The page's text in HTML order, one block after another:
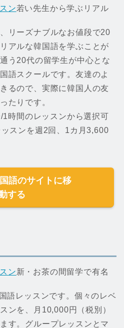
若い先生から学ぶリアル
リーズナブルなお値段で20
アルな韓国語を学ぶことが
う20代の留学生が中心とな
語スクールです。友達のよ
るので、実際に韓国人の友
たりです。
時間のレッスンから選択可
スンを週2回、1カ月3,600
語のサイトに移
する
新・お茶の間留学で有名
語レッスンです。個々のレベ
ンを、月10,000円（税別）
す。グループレッスンとマ